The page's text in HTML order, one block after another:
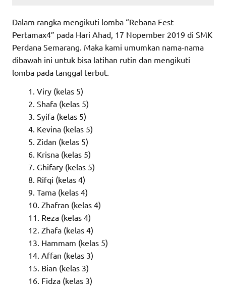
Dalam rangka mengikuti lomba “Rebana Fest
Pertamax4” pada Hari Ahad, 17 Nopember 2019 di SMK
Perdana Semarang. Maka kami umumkan nama-nama
dibawah ini untuk bisa latihan rutin dan mengikuti
lomba pada tanggal terbut.
Viry (kelas 5)
Shafa (kelas 5)
Syifa (kelas 5)
Kevina (kelas 5)
Zidan (kelas 5)
Krisna (kelas 5)
Ghifary (kelas 5)
Rifqi (kelas 4)
Tama (kelas 4)
Zhafran (kelas 4)
Reza (kelas 4)
Zhafa (kelas 4)
Hammam (kelas 5)
Affan (kelas 3)
Bian (kelas 3)
Fidza (kelas 3)